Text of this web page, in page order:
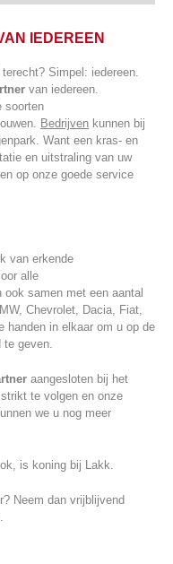
IEDEREEN
Simpel: iedereen.
van iedereen.
soorten
Bedrijven kunnen bij
Want een kras- en
en uitstraling van uw
op onze goede service
van erkende
alle
ook samen met een aantal
Chevrolet, Dacia, Fiat,
handen in elkaar om u op de
te geven.
aangesloten bij het
te volgen en onze
we u nog meer
is koning bij Lakk.
Neem dan vrijblijvend